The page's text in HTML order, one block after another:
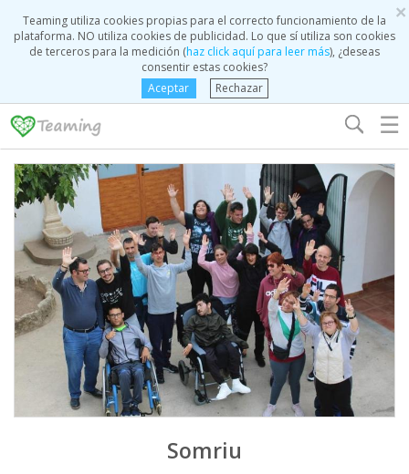
×
Teaming utiliza cookies propias para el correcto funcionamiento de la
plataforma. NO utiliza cookies de publicidad. Lo que sí utiliza son cookies
de terceros para la medición (haz click aquí para leer más), ¿deseas
consentir estas cookies?
Aceptar
Rechazar
☰
Somriu